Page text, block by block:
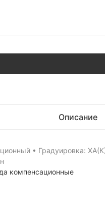
Описание
• Градуировка:
компенсационные